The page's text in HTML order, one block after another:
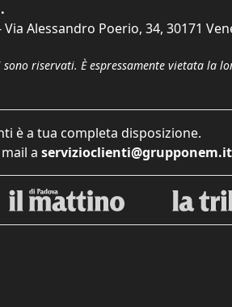
Alessandro Poerio, 34, 30171
riservati. È espressamente vietata la
è a tua completa disposizione.
a servizioclienti@grupponem.it